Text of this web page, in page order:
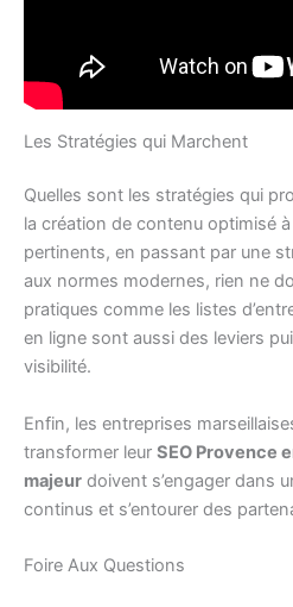
Les Stratégies qui Marchent
Quelles sont les stratégies qui
la création de contenu optimisé
pertinents, en passant par une
aux normes modernes, rien ne
pratiques comme les listes
en ligne sont aussi des leviers
visibilité.
Enfin, les entreprises
transformer leur SEO Provence
majeur doivent s’engager dans
continus et s’entourer des
Foire Aux Questions